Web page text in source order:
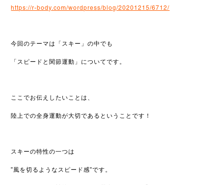
https://r-body.com/wordpress/blog/20201215/6712/
今回のテーマは「スキー」の中でも
「スピードと関節運動」についてです。
ここでお伝えしたいことは、
陸上での全身運動が大切であるということです！
スキーの特性の一つは
”風を切るようなスピード感”です。